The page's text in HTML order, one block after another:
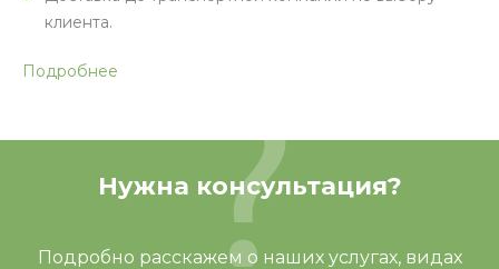
клиента.
Подробнее
Нужна консультация?
Подробно расскажем о наших услугах, видах